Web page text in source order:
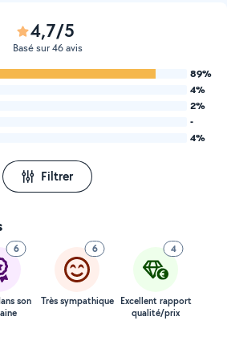
4,7/5
Basé sur 46 avis
89%
4%
2%
-
4%
Filtrer
6
son
6
Très sympathique
4
Excellent rapport
qualité/prix